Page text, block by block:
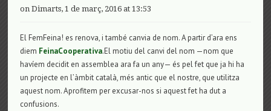
on Dimarts, 1 de març, 2016 at 13:53
El FemFeina! es renova, i també canvia de nom. A partir d’ara ens
diem FeinaCooperativa.El motiu del canvi del nom —nom que
havíem decidit en assemblea ara fa un any— és pel fet que ja hi ha
un projecte en l’àmbit català, més antic que el nostre, que utilitza
aquest nom. Aprofitem per excusar-nos si aquest fet ha dut a
confusions.